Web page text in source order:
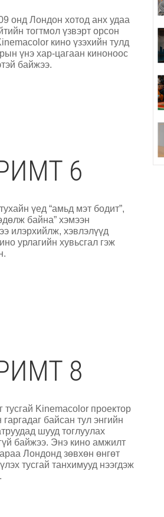
онд Лондон хотод анх удаа
тогтмол үзвэрт орсон
кино үзэхийн тулд
үнэ хар-цагаан киноноос
байжээ.
6
үед “амьд мэт бодит”,
байна” хэмээн
илэрхийлж, хэвлэлүүд
урлагийн хувьсгал гэж
8
тусгай Kinemacolor проектор
байсан тул энгийн
шууд тоглуулах
байжээ. Энэ кино амжилт
Лондонд зөвхөн өнгөт
тусгай танхимууд нээгдэж